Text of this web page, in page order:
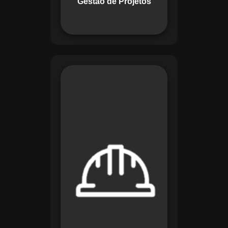
com eficiência.
Maestro organiza
registros de exames
e treinamentos,
automatiza alertas e
disponibiliza